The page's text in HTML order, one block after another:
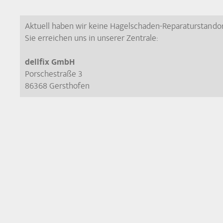
Aktuell haben wir keine Hagelschaden-
Sie erreichen uns in unserer Zentrale:
dellfix GmbH
Porschestraße 3
86368 Gersthofen